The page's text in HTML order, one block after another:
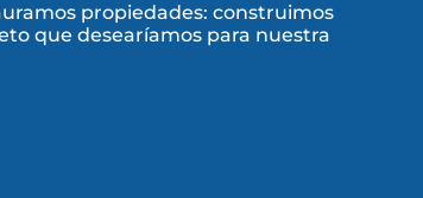
propiedades: construimos
que desearíamos para nuestra